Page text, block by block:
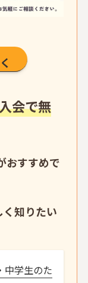
会で無
おすすめで
知りたい
中学生のた